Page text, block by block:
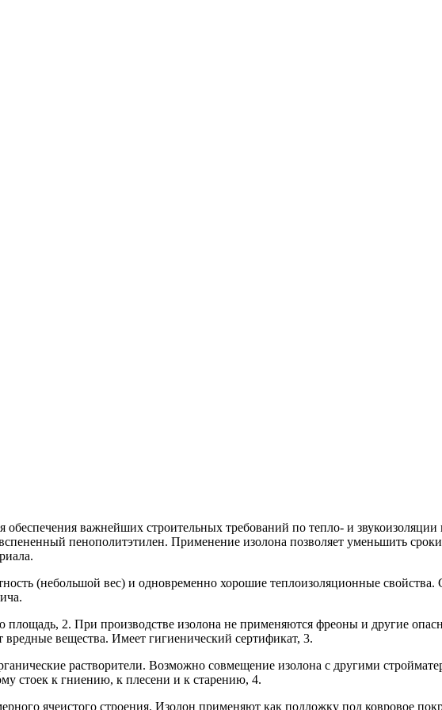
важнейших строительных требований по тепло- и звукоизоляции
пенополитэтилен. Применение изолона позволяет уменьшить сроки
(небольшой вес) и одновременно хорошие теплоизоляционные
2. При производстве изолона не применяются фреоны и другие
вещества. Имеет гигиенический сертификат, 3.
растворители. Возможно совмещение изолона с другими
стоек к гниению, к плесени и к старению, 4.
ячеистого строения. Изолон применяют как подложку под ковровое